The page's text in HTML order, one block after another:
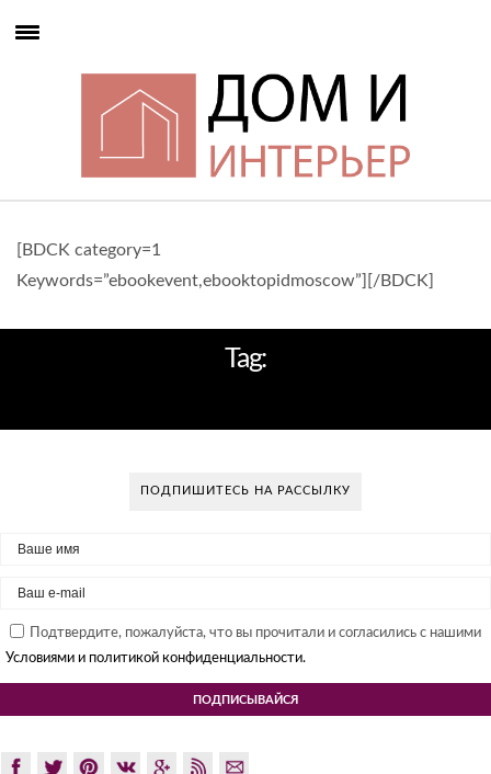
[BDCK category=1
Keywords=”ebookevent,ebooktopidmoscow”][/BDCK]
Tag:
ПОДПИШИТЕСЬ НА РАССЫЛКУ
Подтвердите, пожалуйста, что вы прочитали и согласились с нашими
Условиями и политикой конфиденциальности.